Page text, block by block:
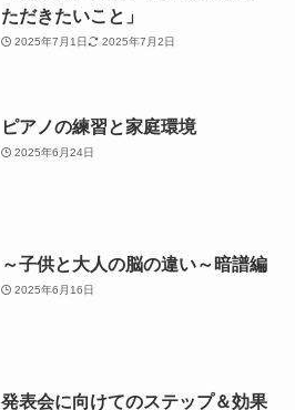
ただきたいこと」
2025年7月1日 2025年7月2日
ピアノの練習と家庭環境
2025年6月24日
～子供と大人の脳の違い～暗譜編
2025年6月16日
発表会に向けてのステップ＆効果